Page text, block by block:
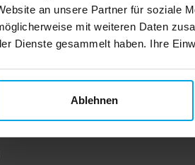
an unsere Partner für soziale
mit weiteren Daten
Dienste gesammelt haben. Ihre
Ablehnen
Papier ist etwas dünn.
• Auf Originalsprache anzeigen